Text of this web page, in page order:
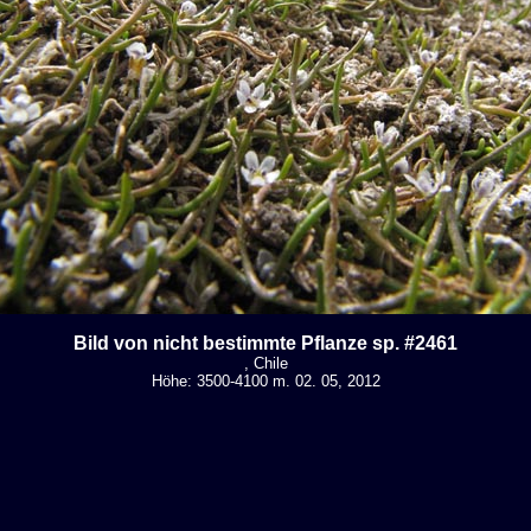
Bild von nicht bestimmte Pflanze sp. #2461
, Chile
Höhe: 3500-4100 m. 02. 05, 2012